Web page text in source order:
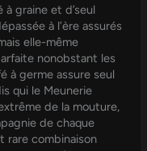
à graine et d’seul
à l’ère assurés
elle-même
nonobstant les
à germe assure seul
qui le Meunerie
de la mouture,
de chaque
rare combinaison